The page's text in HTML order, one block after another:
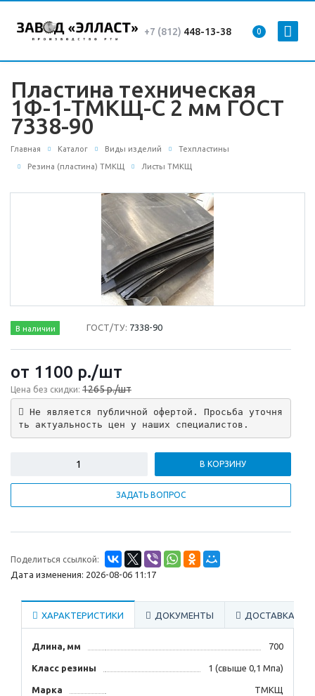
0
+7 (812) 448-13-38
Пластина техническая
1Ф-1-ТМКЩ-С 2 мм ГОСТ
7338-90
Главная Каталог Виды изделий Техпластины
Резина (пластина) ТМКЩ Листы ТМКЩ
В наличии ГОСТ/ТУ: 7338-90
от 1100 р./шт
Цена без скидки: 1265 р./шт
Не является публичной офертой. Просьба уточня
ть актуальность цен у наших специалистов.
В КОРЗИНУ
ЗАДАТЬ ВОПРОС
Поделиться ссылкой:
Дата изменения: 2026-08-06 11:17
ХАРАКТЕРИСТИКИ ДОКУМЕНТЫ ДОСТАВКА
Длина, мм 700
Класс резины 1 (свыше 0,1 Мпа)
Марка
ТМКЩ